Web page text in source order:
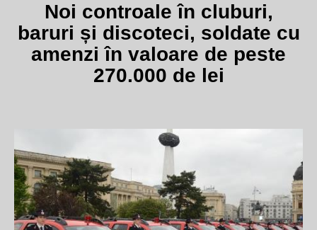
Noi controale în cluburi,
baruri și discoteci, soldate cu
amenzi în valoare de peste
270.000 de lei